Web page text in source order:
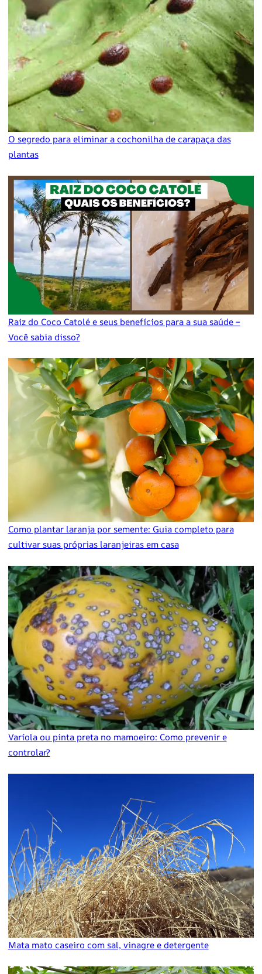
O segredo para eliminar a cochonilha de carapaça das
plantas
Raiz do Coco Catolé e seus benefícios para a sua saúde –
Você sabia disso?
Como plantar laranja por semente: Guia completo para
cultivar suas próprias laranjeiras em casa
Varíola ou pinta preta no mamoeiro: Como prevenir e
controlar?
Mata mato caseiro com sal, vinagre e detergente